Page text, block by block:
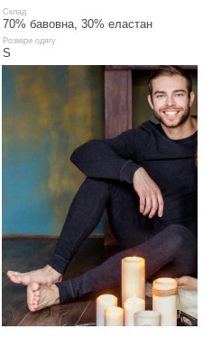
Склад
70% бавовна, 30% еластан
Розміри одягу
S